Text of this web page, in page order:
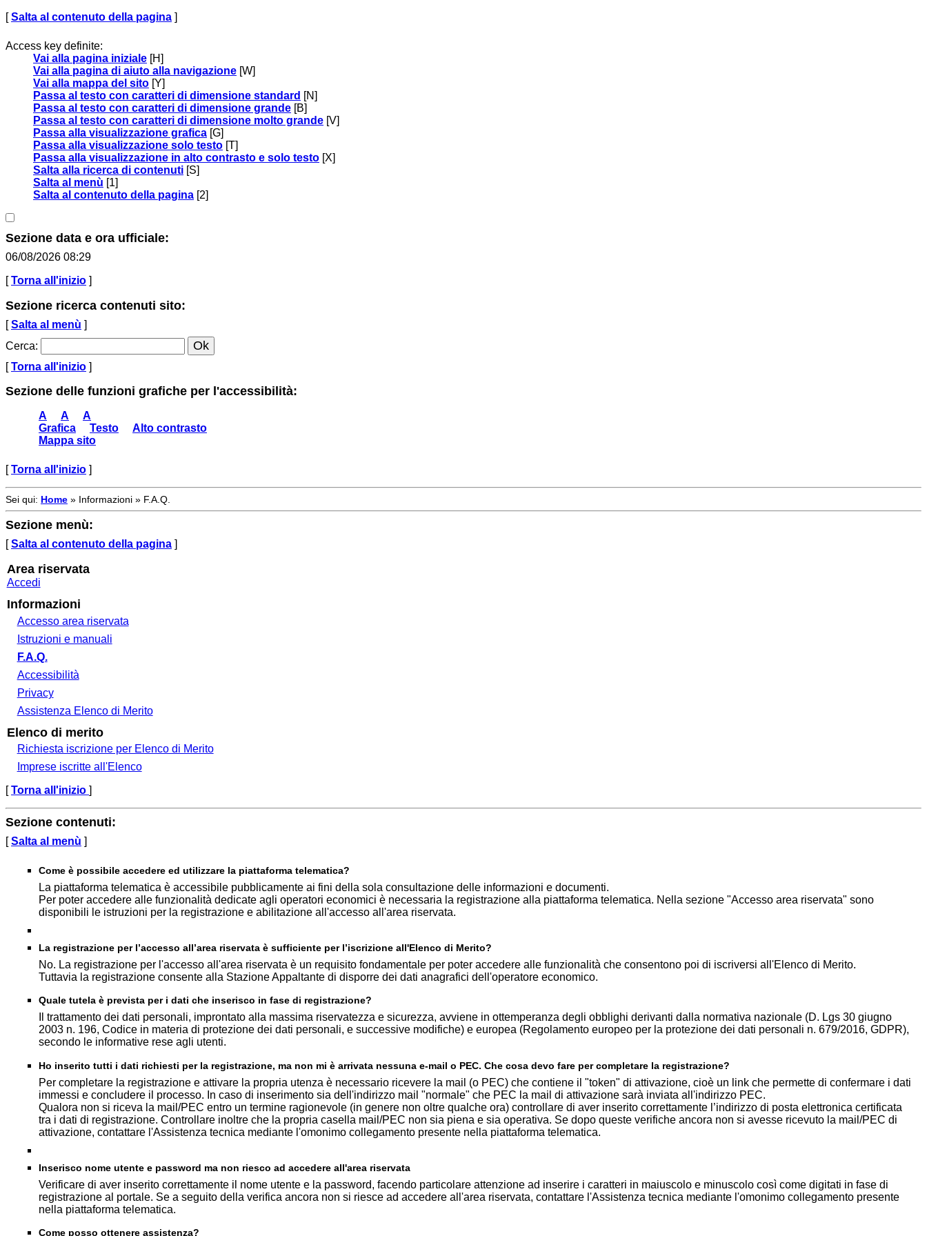
[Salta al contenuto della pagina ]
Access key definite:
Vai alla pagina iniziale [H]
Vai alla pagina di aiuto alla navigazione [W]
Vai alla mappa del sito [Y]
Passa al testo con caratteri di dimensione standard [N]
Passa al testo con caratteri di dimensione grande [B]
Passa al testo con caratteri di dimensione molto grande [V]
Passa alla visualizzazione grafica [G]
Passa alla visualizzazione solo testo [T]
Passa alla visualizzazione in alto contrasto e solo testo [X]
Salta alla ricerca di contenuti [S]
Salta al menù [1]
Salta al contenuto della pagina [2]
Sezione data e ora ufficiale:
06/08/2026 08:29
[Torna all'inizio ]
Sezione ricerca contenuti sito:
[Salta al menù ]
Cerca:
[Torna all'inizio ]
Sezione delle funzioni grafiche per l'accessibilità:
A A
A
Grafica
Testo
Alto contrasto
Mappa sito
[Torna all'inizio ]
Sei qui: Home » Informazioni » F.A.Q.
Sezione menù:
[Salta al contenuto della pagina ]
Area riservata
Accedi
Informazioni
Accesso area riservata
Istruzioni e manuali
F.A.Q.
Accessibilità
Privacy
Assistenza Elenco di Merito
Elenco di merito
Richiesta iscrizione per Elenco di Merito
Imprese iscritte all'Elenco
[Torna all'inizio ]
Sezione contenuti:
[Salta al menù ]
Come è possibile accedere ed utilizzare la piattaforma telematica?
La piattaforma telematica è accessibile pubblicamente ai fini della sola consultazione delle informazioni e documenti.
Per poter accedere alle funzionalità dedicate agli operatori economici è necessaria la registrazione alla piattaforma telematica. Nella sezione "Accesso area riservata" sono
disponibili le istruzioni per la registrazione e abilitazione all'accesso all'area riservata.
La registrazione per l’accesso all’area riservata è sufficiente per l’iscrizione all'Elenco di Merito?
No. La registrazione per l'accesso all'area riservata è un requisito fondamentale per poter accedere alle funzionalità che consentono poi di iscriversi all'Elenco di Merito.
Tuttavia la registrazione consente alla Stazione Appaltante di disporre dei dati anagrafici dell'operatore economico.
Quale tutela è prevista per i dati che inserisco in fase di registrazione?
Il trattamento dei dati personali, improntato alla massima riservatezza e sicurezza, avviene in ottemperanza degli obblighi derivanti dalla normativa nazionale (D. Lgs 30 giugno
2003 n. 196, Codice in materia di protezione dei dati personali, e successive modifiche) e europea (Regolamento europeo per la protezione dei dati personali n. 679/2016, GDPR),
secondo le informative rese agli utenti.
Ho inserito tutti i dati richiesti per la registrazione, ma non mi è arrivata nessuna e-mail o PEC. Che cosa devo fare per completare la registrazione?
Per completare la registrazione e attivare la propria utenza è necessario ricevere la mail (o PEC) che contiene il "token" di attivazione, cioè un link che permette di confermare i dati
immessi e concludere il processo. In caso di inserimento sia dell'indirizzo mail "normale" che PEC la mail di attivazione sarà inviata all'indirizzo PEC.
Qualora non si riceva la mail/PEC entro un termine ragionevole (in genere non oltre qualche ora) controllare di aver inserito correttamente l’indirizzo di posta elettronica certificata
tra i dati di registrazione. Controllare inoltre che la propria casella mail/PEC non sia piena e sia operativa. Se dopo queste verifiche ancora non si avesse ricevuto la mail/PEC di
attivazione, contattare l'Assistenza tecnica mediante l'omonimo collegamento presente nella piattaforma telematica.
Inserisco nome utente e password ma non riesco ad accedere all'area riservata
Verificare di aver inserito correttamente il nome utente e la password, facendo particolare attenzione ad inserire i caratteri in maiuscolo e minuscolo così come digitati in fase di
registrazione al portale. Se a seguito della verifica ancora non si riesce ad accedere all'area riservata, contattare l'Assistenza tecnica mediante l'omonimo collegamento presente
nella piattaforma telematica.
Come posso ottenere assistenza?